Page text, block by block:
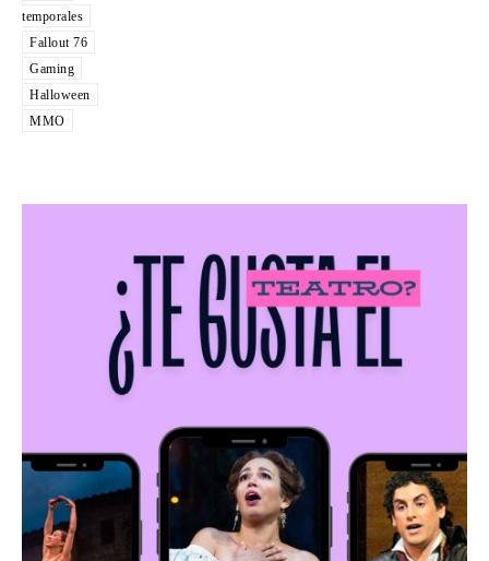
temporales
Fallout 76
Gaming
Halloween
MMO